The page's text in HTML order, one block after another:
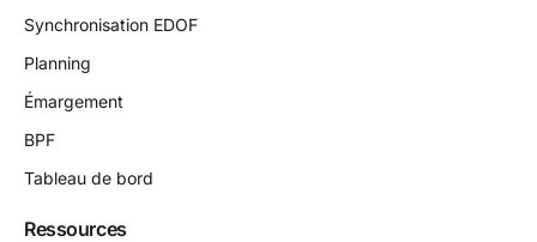
Synchronisation EDOF
Planning
Émargement
BPF
Tableau de bord
Ressources